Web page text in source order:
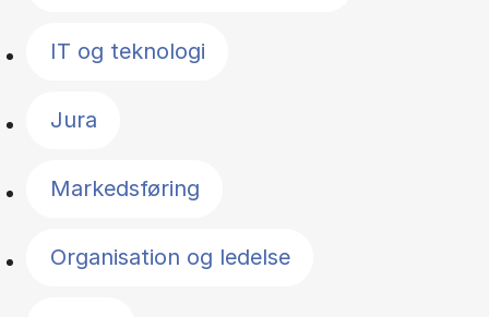
IT og teknologi
Jura
Markedsføring
Organisation og ledelse